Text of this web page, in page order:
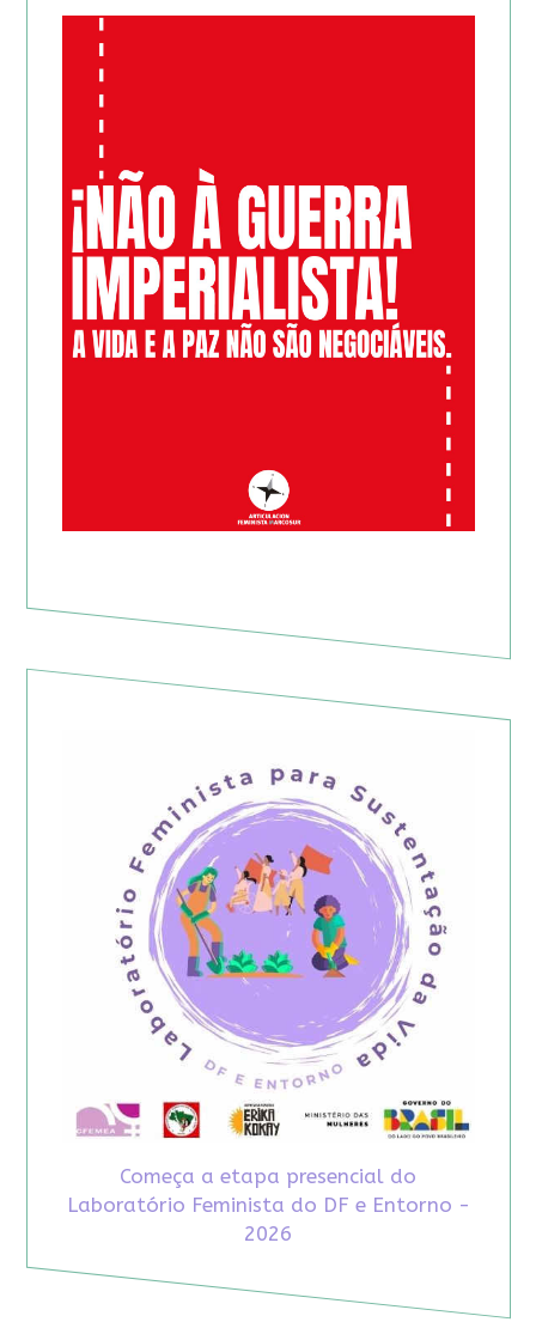
Começa a etapa presencial do
Laboratório Feminista do DF e Entorno -
2026